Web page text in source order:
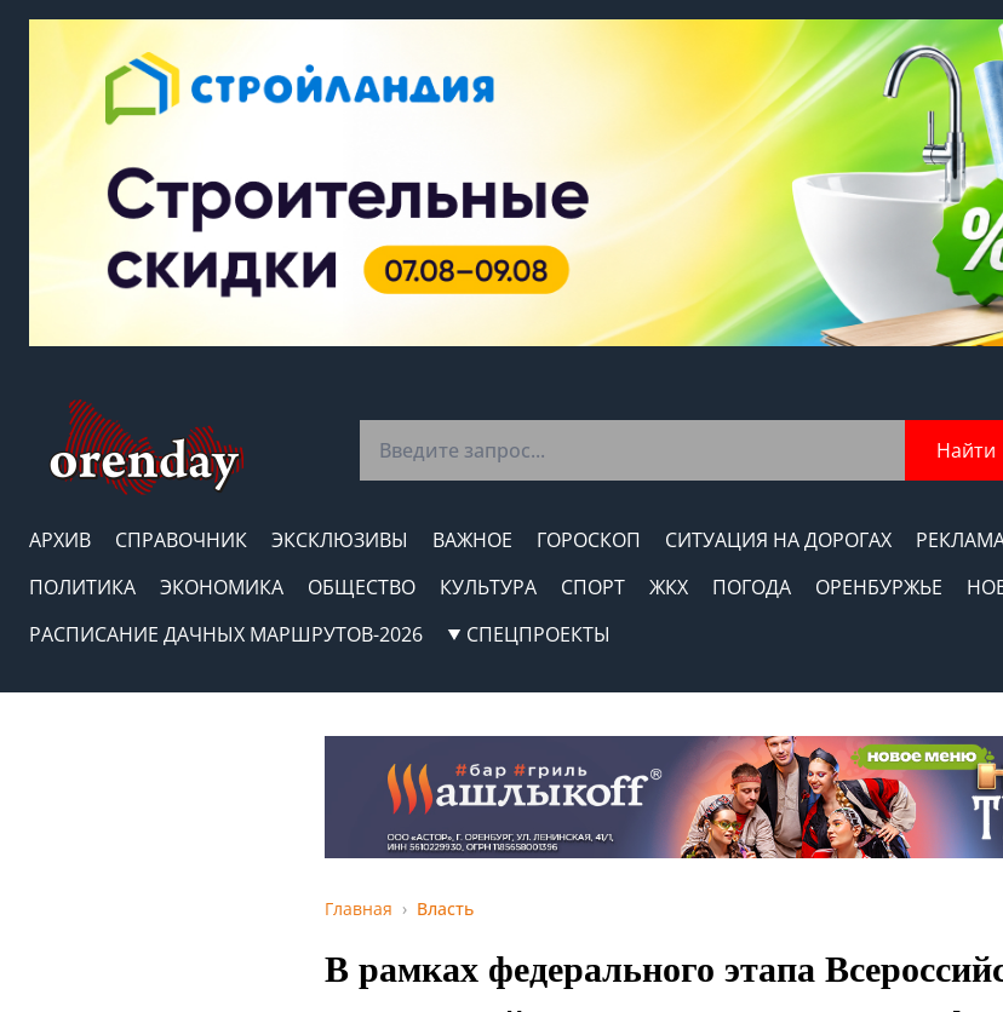
Найти
АРХИВ СПРАВОЧНИК ЭКСКЛЮЗИВЫ ВАЖНОЕ ГОРОСКОП СИТУАЦИЯ НА ДОРОГАХ
ПОЛИТИКА
ЭКОНОМИКА ОБЩЕСТВО КУЛЬТУРА СПОРТ ЖКХ ПОГОДА ОРЕНБУРЖЬЕ
РАСПИСАНИЕ ДАЧНЫХ МАРШРУТОВ-2026
СПЕЦПРОЕКТЫ
Главная Власть
В рамках федерального этапа